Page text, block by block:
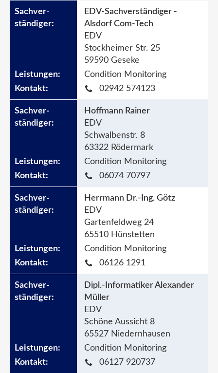
EDV-Sachverständiger -
Alsdorf Com-Tech
EDV
Stockheimer Str. 25
59590 Geseke
Condition Monitoring
02942 574123
Hoffmann Rainer
EDV
Schwalbenstr. 8
63322 Rödermark
Condition Monitoring
06074 70797
Herrmann Dr.-Ing. Götz
EDV
Gartenfeldweg 24
65510 Hünstetten
Condition Monitoring
06126 1291
Dipl.-Informatiker Alexander
Müller
EDV
Schöne Aussicht 8
65527 Niedernhausen
Condition Monitoring
06127 920737